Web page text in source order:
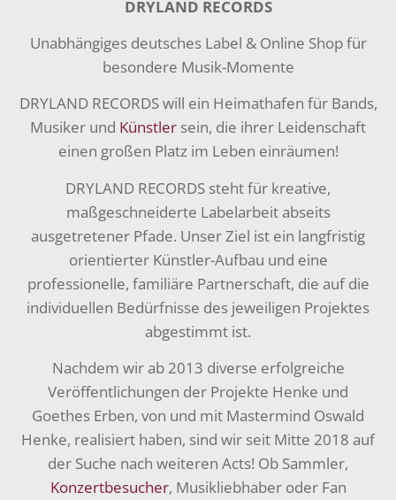
DRYLAND RECORDS
Unabhängiges deutsches Label & Online Shop für
besondere Musik-Momente
DRYLAND RECORDS will ein Heimathafen für Bands,
Musiker und Künstler sein, die ihrer Leidenschaft
einen großen Platz im Leben einräumen!
DRYLAND RECORDS steht für kreative,
maßgeschneiderte Labelarbeit abseits
ausgetretener Pfade. Unser Ziel ist ein langfristig
orientierter Künstler-Aufbau und eine
professionelle, familiäre Partnerschaft, die auf die
individuellen Bedürfnisse des jeweiligen Projektes
abgestimmt ist.
Nachdem wir ab 2013 diverse erfolgreiche
Veröffentlichungen der Projekte Henke und
Goethes Erben, von und mit Mastermind Oswald
Henke, realisiert haben, sind wir seit Mitte 2018 auf
der Suche nach weiteren Acts! Ob Sammler,
Konzertbesucher, Musikliebhaber oder Fan